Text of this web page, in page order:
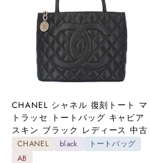
CHANEL シャネル 復刻トート マ
トラッセ トートバッグ キャビア
スキン ブラック レディース 中古
CHANEL black
トートバッグ
AB